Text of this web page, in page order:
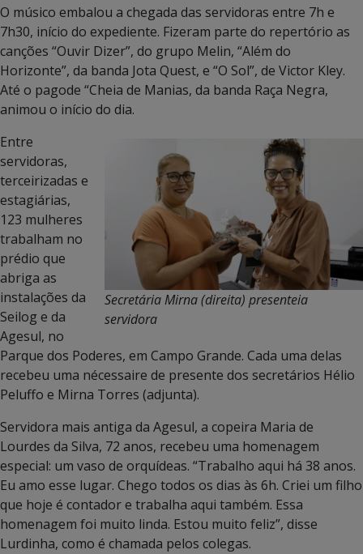
O músico embalou a chegada das servidoras entre 7h e
7h30, início do expediente. Fizeram parte do repertório as
canções “Ouvir Dizer”, do grupo Melin, “Além do
Horizonte”, da banda Jota Quest, e “O Sol”, de Victor Kley.
Até o pagode “Cheia de Manias, da banda Raça Negra,
animou o início do dia.
Secretária Mirna (direita) presenteia
servidora
Entre
servidoras,
terceirizadas e
estagiárias,
123 mulheres
trabalham no
prédio que
abriga as
instalações da
Seilog e da
Agesul, no
Parque dos Poderes, em Campo Grande. Cada uma delas
recebeu uma nécessaire de presente dos secretários Hélio
Peluffo e Mirna Torres (adjunta).
Servidora mais antiga da Agesul, a copeira Maria de
Lourdes da Silva, 72 anos, recebeu uma homenagem
especial: um vaso de orquídeas. “Trabalho aqui há 38 anos.
Eu amo esse lugar. Chego todos os dias às 6h. Criei um filho
que hoje é contador e trabalha aqui também. Essa
homenagem foi muito linda. Estou muito feliz”, disse
Lurdinha, como é chamada pelos colegas.